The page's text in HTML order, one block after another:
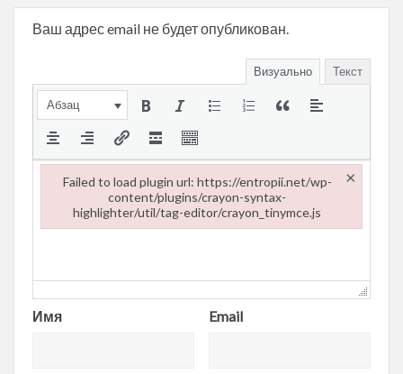
Ваш адрес email не будет опубликован.
Визуально Текст
Абзац
Имя Email
Failed to load plugin url: https://entropii.net/wp-
content/plugins/crayon-syntax-
highlighter/util/tag-editor/crayon_tinymce.js
×
Failed to load plugin url: https://entropii.net/wp-content/